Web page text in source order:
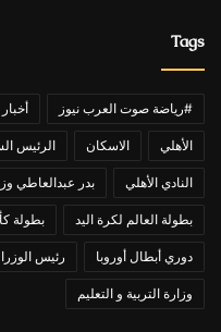
Tags
#رياضة صوت العرب نيوز
الأهلي الاسكان الرئيس
النادي الأهلي بدر عبدالعاطي
بطولة العالم لكرة اليد بطولة
دوري أبطال أوروبا رئيس
وزارة التربية و التعليم